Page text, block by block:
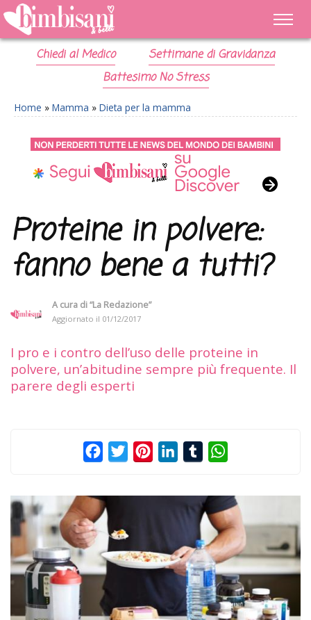
Chiedi al Medico
Settimane di Gravidanza
Battesimo No Stress
Home » Mamma » Dieta per la mamma
Proteine in polvere:
fanno bene a tutti?
A cura di“La Redazione”
Aggiornato il 01/12/2017
I pro e i contro dell’uso delle proteine in
polvere, un’abitudine sempre più frequente. Il
parere degli esperti
FacebookTwitterPinterestLinkedInTumblr